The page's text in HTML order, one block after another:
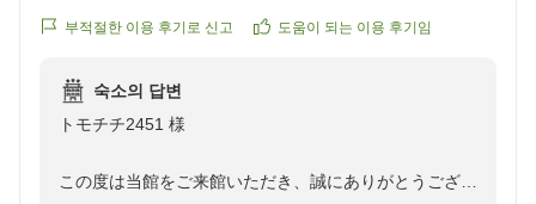
食事、何よりお風呂が味わい深くじっくり楽しみました。接
いました。
クチコミの詳細はこちらから
reviewId=33123478229971
부적절한 이용 후기로 신고 도움이 되는 이용 후기임
숙소의 답변
トモチチ2451 様
この度は当館をご来館いただき、誠にありがとうござい